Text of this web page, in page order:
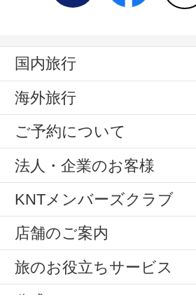
国内旅行
海外旅行
ご予約について
法人・企業のお客様
KNTメンバーズクラブ
店舗のご案内
旅のお役立ちサービス